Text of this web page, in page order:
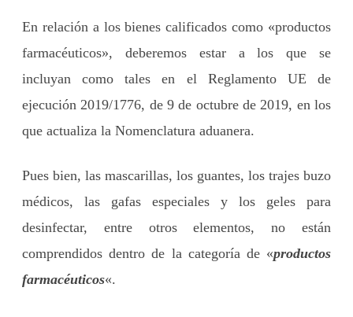
En relación a los bienes calificados como «productos
farmacéuticos», deberemos estar a los que se
incluyan como tales en el Reglamento UE de
ejecución 2019/1776, de 9 de octubre de 2019, en los
que actualiza la Nomenclatura aduanera.
Pues bien, las mascarillas, los guantes, los trajes buzo
médicos, las gafas especiales y los geles para
desinfectar, entre otros elementos, no están
comprendidos dentro de la categoría de «productos
farmacéuticos«.